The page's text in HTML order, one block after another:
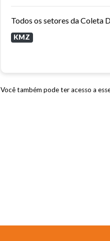
Todos os setores da Coleta
KMZ
Você também pode ter acesso a